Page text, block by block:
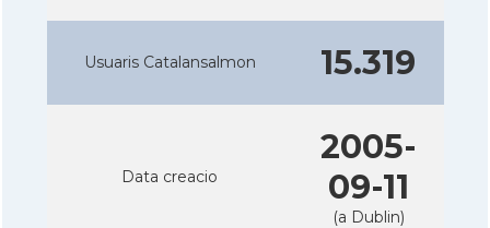
Usuaris Catalansalmon 15.319
Data creacio
2005-
09-11
(a Dublin)